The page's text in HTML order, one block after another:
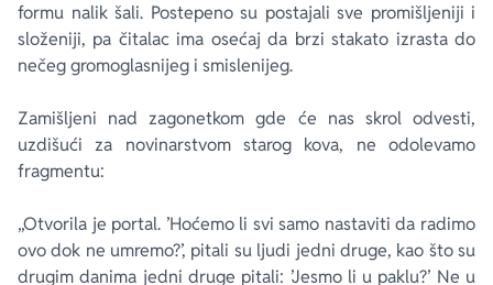
formu nalik šali. Postepeno su postajali sve promišljeniji i
složeniji, pa čitalac ima osećaj da brzi stakato izrasta do
nečeg gromoglasnijeg i smislenijeg.
Zamišljeni nad zagonetkom gde će nas skrol odvesti,
uzdišući za novinarstvom starog kova, ne odolevamo
fragmentu:
„Otvorila je portal. ’Hoćemo li svi samo nastaviti da radimo
ovo dok ne umremo?’, pitali su ljudi jedni druge, kao što su
drugim danima jedni druge pitali: ’Jesmo li u paklu?’ Ne u